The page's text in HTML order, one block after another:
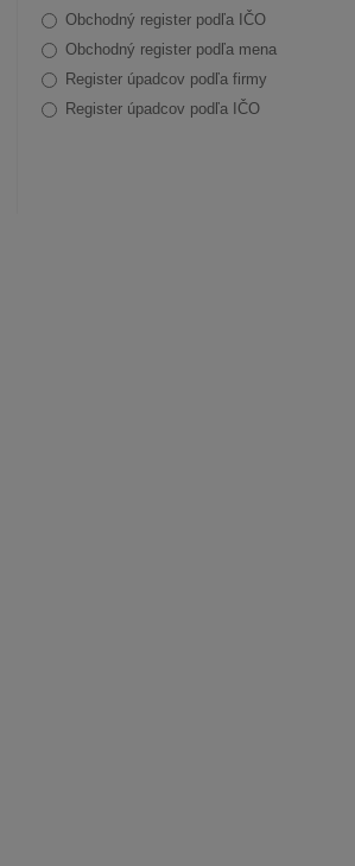
Obchodný register podľa IČO
Obchodný register podľa mena
Register úpadcov podľa firmy
Register úpadcov podľa IČO